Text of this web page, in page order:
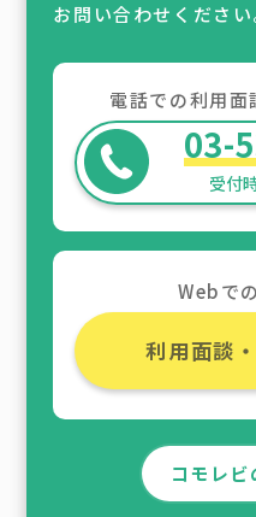
お問い合わせください
電話での利用面
03-
Webで
利用面談
コモレビ